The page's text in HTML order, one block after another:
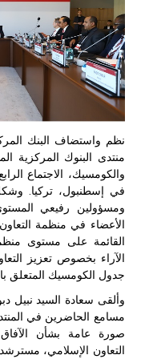
نظم واستضاف البنك
منتدى البنوك المركزية
في إسطنبول، تركيا. وشكل
ومسؤولين رفيعي المستوى
الأعضاء في منظمة التعاون
القائمة على مستوى منظمة
الآراء بخصوص تعزيز
جدول الكومسيك المتعلق
وألقى سعادة السيد نبيل
مسامع الحاضرين في
صورة عامة بشأن الآفاق
التعاون الإسلامي،